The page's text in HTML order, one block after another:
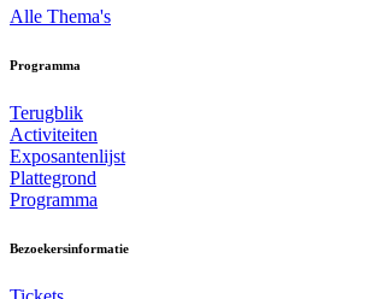
Alle Thema's
Programma
Terugblik
Activiteiten
Exposantenlijst
Plattegrond
Programma
Bezoekersinformatie